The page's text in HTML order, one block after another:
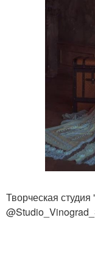
Творческая